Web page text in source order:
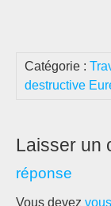
Catégorie :
destructive
Laisser un
réponse
Vous devez